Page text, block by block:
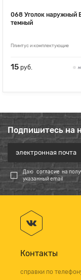
068 Уголок наружный
темный
Плинтус и комплектующие
15 руб.
Подпишитесь на
Даю согласие на
указанный email
Контакты
справки по